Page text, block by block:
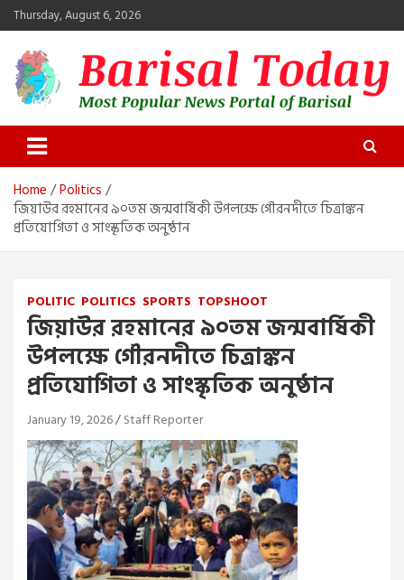
Skip
to
content
Thursday, August 6, 2026
Barisal Today
The Most Popular News Portal in Barisal
Home Politics
জিয়াউর রহমানের ৯০তম জন্মবার্ষিকী উপলক্ষে গৌরনদীতে চিত্রাঙ্কন
প্রতিযোগিতা ও সাংস্কৃতিক অনুষ্ঠান
POLITIC POLITICS SPORTS TOPSHOOT
জিয়াউর রহমানের ৯০তম জন্মবার্ষিকী
উপলক্ষে গৌরনদীতে চিত্রাঙ্কন
প্রতিযোগিতা ও সাংস্কৃতিক অনুষ্ঠান
January 19, 2026 Staff Reporter